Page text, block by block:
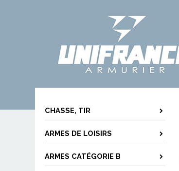
CHASSE, TIR
ARMES DE LOISIRS
ARMES CATÉGORIE B